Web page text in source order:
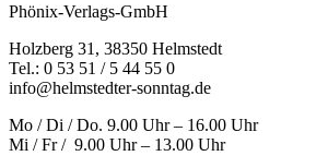
Phönix-Verlags-GmbH
Holzberg 31, 38350 Helmstedt
Tel.: 0 53 51 / 5 44 55 0
info@helmstedter-sonntag.de
Mo / Di / Do. 9.00 Uhr – 16.00 Uhr
Mi / Fr / 9.00 Uhr – 13.00 Uhr